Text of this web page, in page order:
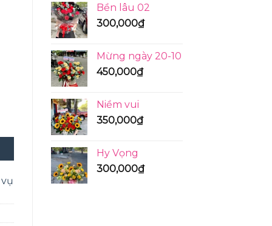
Bền lâu 02
300,000₫
Mừng ngày 20-10
450,000₫
Niềm vui
350,000₫
Hy Vọng
300,000₫